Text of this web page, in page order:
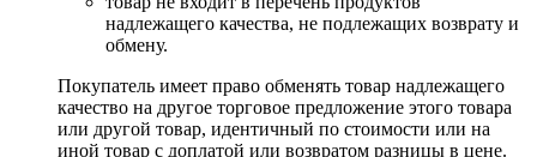
надлежащего качества, не подлежащих возврату и
обмену.
Покупатель имеет право обменять товар надлежащего
качество на другое торговое предложение этого товара
или другой товар, идентичный по стоимости или на
иной товар с доплатой или возвратом разницы в цене.